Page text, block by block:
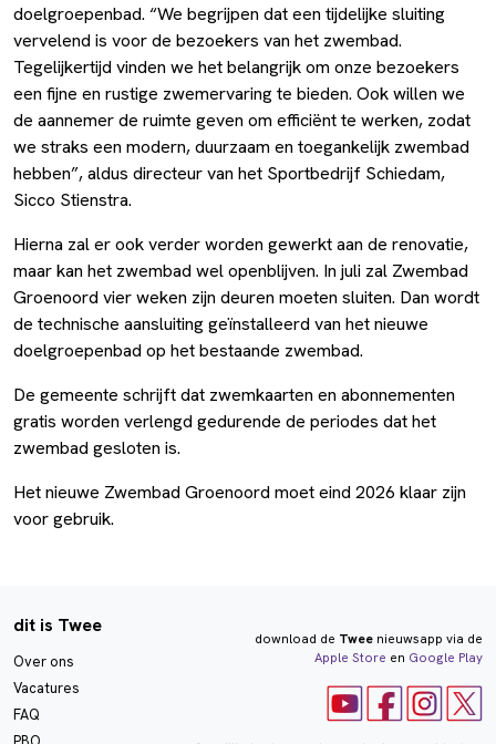
doelgroepenbad. “We begrijpen dat een tijdelijke sluiting
vervelend is voor de bezoekers van het zwembad.
Tegelijkertijd vinden we het belangrijk om onze bezoekers
een fijne en rustige zwemervaring te bieden. Ook willen we
de aannemer de ruimte geven om efficiënt te werken, zodat
we straks een modern, duurzaam en toegankelijk zwembad
hebben”, aldus directeur van het Sportbedrijf Schiedam,
Sicco Stienstra.
Hierna zal er ook verder worden gewerkt aan de renovatie,
maar kan het zwembad wel openblijven. In juli zal Zwembad
Groenoord vier weken zijn deuren moeten sluiten. Dan wordt
de technische aansluiting geïnstalleerd van het nieuwe
doelgroepenbad op het bestaande zwembad.
De gemeente schrijft dat zwemkaarten en abonnementen
gratis worden verlengd gedurende de periodes dat het
zwembad gesloten is.
Het nieuwe Zwembad Groenoord moet eind 2026 klaar zijn
voor gebruik.
dit is Twee
Over ons
Vacatures
FAQ
download de Tweenieuwsapp via de
Apple Store en Google Play